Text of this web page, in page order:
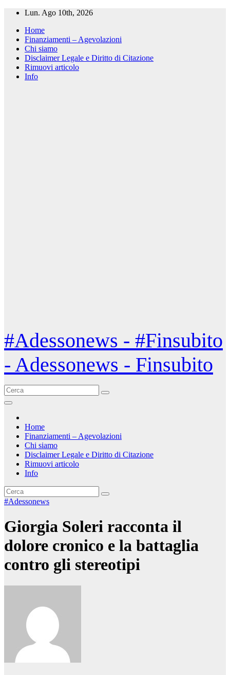
Salta
contenuto
Lun. Ago 10th, 2026
Home
Finanziamenti – Agevolazioni
Chi siamo
Disclaimer Legale e Diritto di Citazione
Rimuovi articolo
Info
#Adessonews - #Finsubito
- Adessonews - Finsubito
Home
Finanziamenti – Agevolazioni
Chi siamo
Disclaimer Legale e Diritto di Citazione
Rimuovi articolo
Info
#Adessonews
Giorgia Soleri racconta il
dolore cronico e la battaglia
contro gli stereotipi